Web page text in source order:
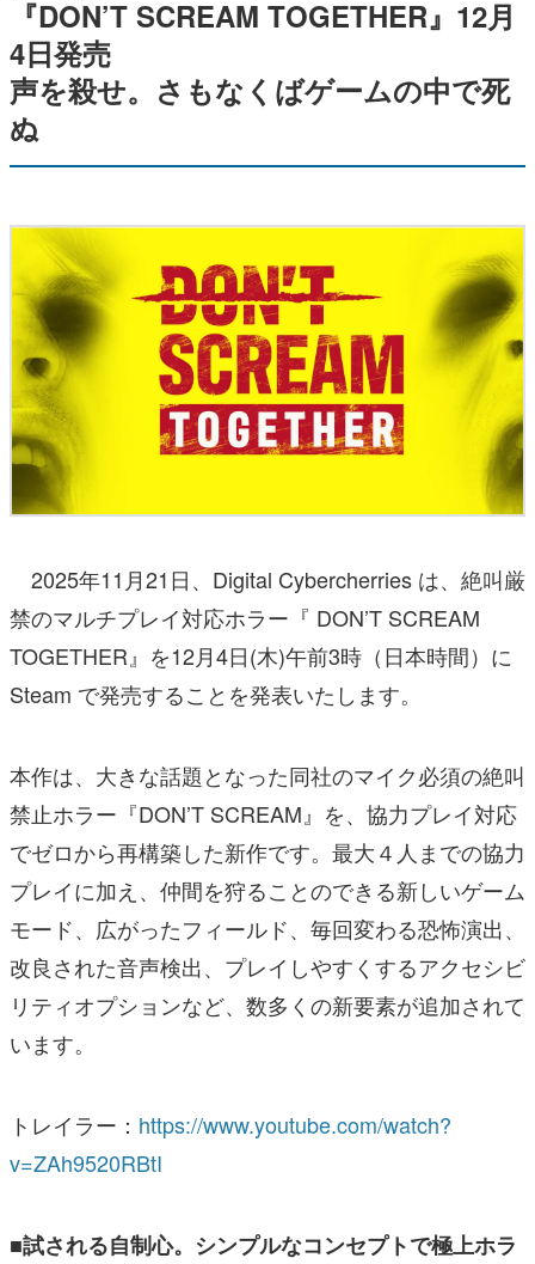
『DON’T SCREAM TOGETHER』12月
4日発売
声を殺せ。さもなくばゲームの中で死
ぬ
2025年11月21日、Digital Cybercherries は、絶叫厳
禁のマルチプレイ対応ホラー『 DON’T SCREAM
TOGETHER』を12月4日(木)午前3時（日本時間）に
Steam で発売することを発表いたします。
本作は、大きな話題となった同社のマイク必須の絶叫
禁止ホラー『DON’T SCREAM』を、協力プレイ対応
でゼロから再構築した新作です。最大４人までの協力
プレイに加え、仲間を狩ることのできる新しいゲーム
モード、広がったフィールド、毎回変わる恐怖演出、
改良された音声検出、プレイしやすくするアクセシビ
リティオプションなど、数多くの新要素が追加されて
います。
トレイラー： https://www.youtube.com/watch?
v=ZAh9520RBtI
■試される自制心。シンプルなコンセプトで極上ホラ